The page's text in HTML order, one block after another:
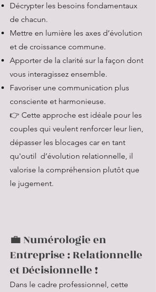
Décrypter les besoins fondamentaux
de chacun.
Mettre en lumière les axes d’évolution
et de croissance commune.
Apporter de la clarité sur la façon dont
vous interagissez ensemble.
Favoriser une communication plus
consciente et harmonieuse.
👉 Cette approche est idéale pour les
couples qui veulent renforcer leur lien,
dépasser les blocages car en tant
qu'outil d’évolution relationnelle, il
valorise la compréhension plutôt que
le jugement.
💼 Numérologie en
Entreprise : Relationnelle
et Décisionnelle !
Dans le cadre professionnel, cette